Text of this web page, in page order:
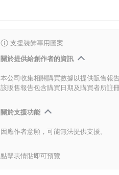
支援裝飾專用圖案
關於提供給創作者的資訊
本公司收集相關購買數據以提供販售報
該販售報告包含購買日期及購買者所註
關於支援功能
因應作者意願，可能無法提供支援。
點擊表情貼即可預覽